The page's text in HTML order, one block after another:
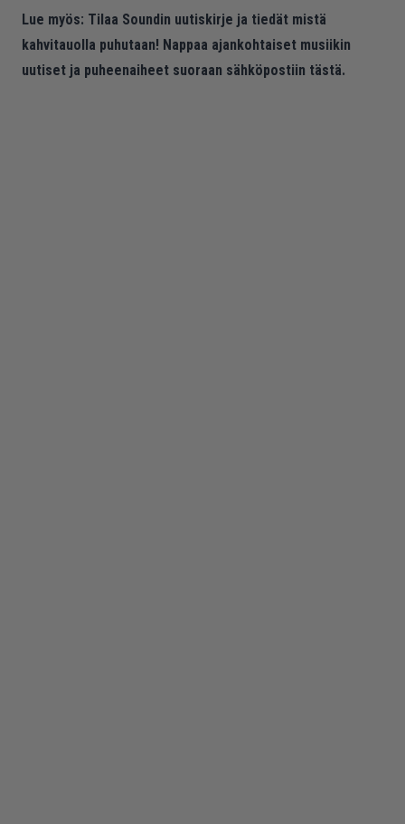
Lue myös: Tilaa Soundin uutiskirje ja tiedät mistä
kahvitauolla puhutaan! Nappaa ajankohtaiset musiikin
uutiset ja puheenaiheet suoraan sähköpostiin tästä.